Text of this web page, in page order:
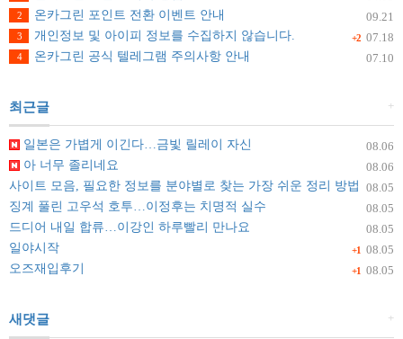
09.21
2 온카그린 포인트 전환 이벤트 안내
+2 07.18
3
개인정보 및 아이피 정보를 수집하지 않습니다.
07.10
4 온카그린 공식 텔레그램 주의사항 안내
+
최근글
08.06
일본은 가볍게 이긴다…금빛 릴레이 자신
08.06
아 너무 졸리네요
08.05
사이트 모음, 필요한 정보를 분야별로 찾는 가장 쉬운 정리 방법
08.05
징계 풀린 고우석 호투…이정후는 치명적 실수
08.05
드디어 내일 합류…이강인 하루빨리 만나요
+1 08.05
일야시작
+1 08.05
오즈재입후기
+
새댓글